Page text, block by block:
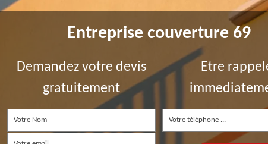
Entreprise couverture 69
Demandez votre devis
gratuitement
Etre